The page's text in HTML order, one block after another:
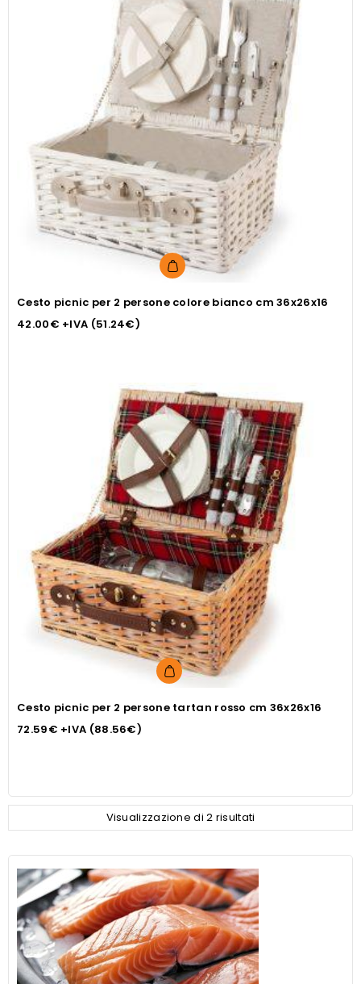
Cesto picnic per 2 persone colore bianco cm 36x26x16
42.00€ +IVA (51.24€)
Cesto picnic per 2 persone tartan rosso cm 36x26x16
72.59€ +IVA (88.56€)
Visualizzazione di 2 risultati